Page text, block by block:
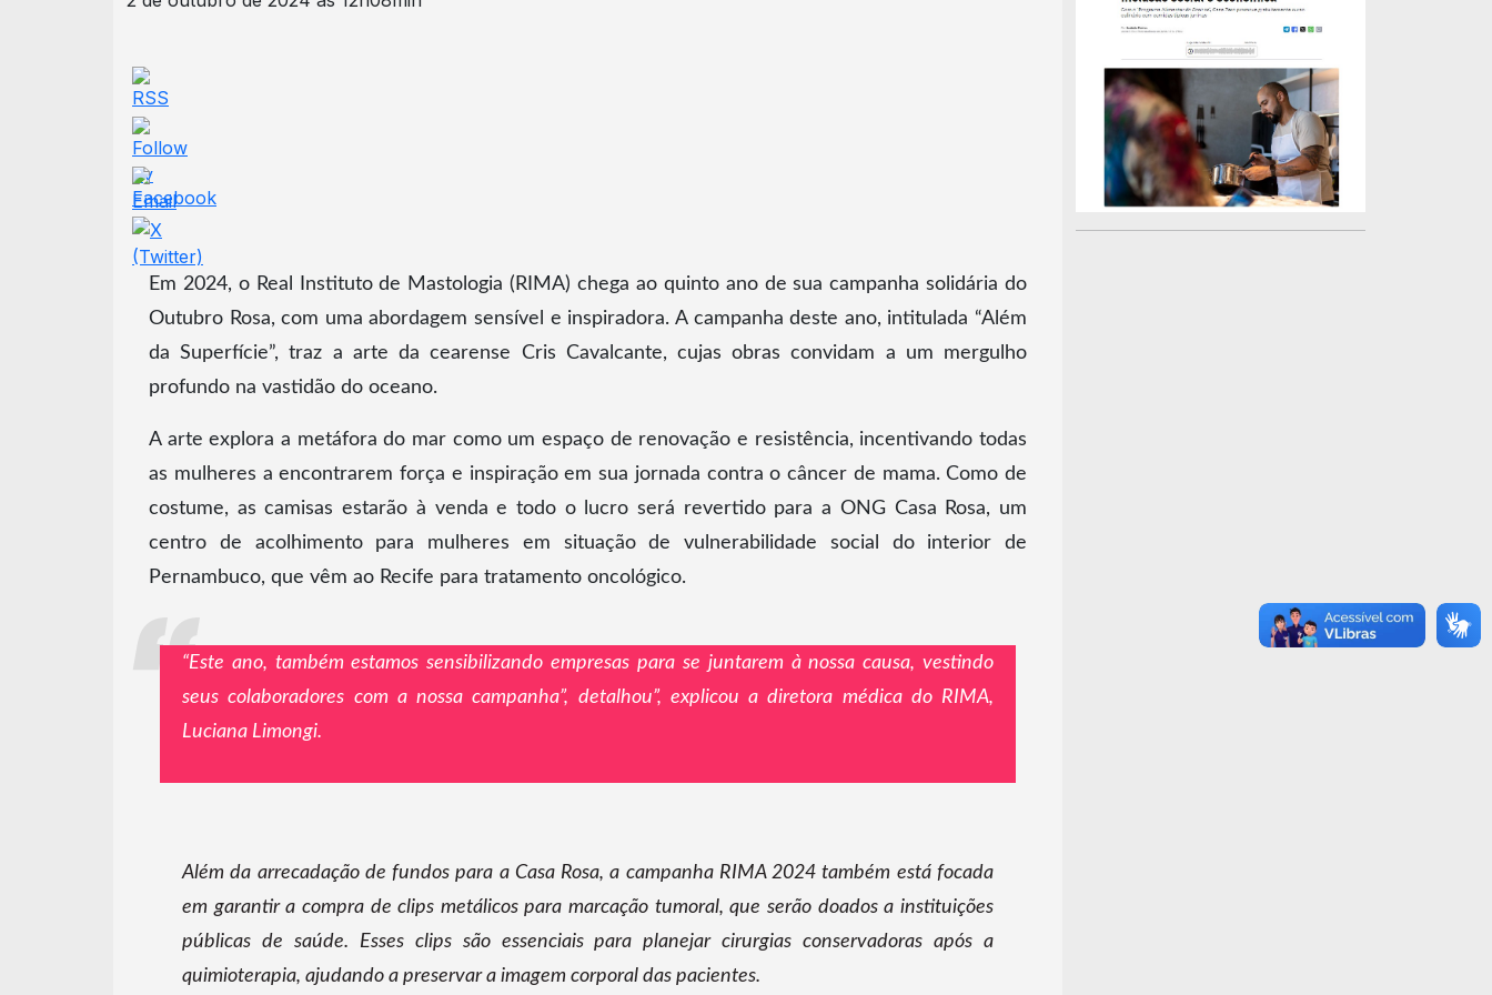
Em 2024, o Real Instituto de Mastologia (RIMA) chega ao quinto ano de sua campanha solidária do
Outubro Rosa, com uma abordagem sensível e inspiradora. A campanha deste ano, intitulada “Além
da Superfície”, traz a arte da cearense Cris Cavalcante, cujas obras convidam a um mergulho
profundo na vastidão do oceano.
A arte explora a metáfora do mar como um espaço de renovação e resistência, incentivando todas
as mulheres a encontrarem força e inspiração em sua jornada contra o câncer de mama. Como de
costume, as camisas estarão à venda e todo o lucro será revertido para a ONG Casa Rosa, um
centro de acolhimento para mulheres em situação de vulnerabilidade social do interior de
Pernambuco, que vêm ao Recife para tratamento oncológico.
“Este ano, também estamos sensibilizando empresas para se juntarem à nossa causa, vestindo
seus colaboradores com a nossa campanha”, detalhou”, explicou a diretora médica do RIMA,
Luciana Limongi.
Além da arrecadação de fundos para a Casa Rosa, a campanha RIMA 2024 também está focada
em garantir a compra de clips metálicos para marcação tumoral, que serão doados a instituições
públicas de saúde. Esses clips são essenciais para planejar cirurgias conservadoras após a
quimioterapia, ajudando a preservar a imagem corporal das pacientes.